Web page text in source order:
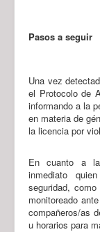
Pasos a seguir
Una vez
el Protocolo de
informando a la
en materia de
la licencia por
En cuanto a
inmediato
seguridad,
monitoreado
compañeros/as
u horarios para